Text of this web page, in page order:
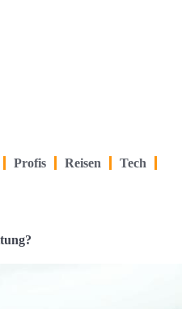
Profis Reisen Tech